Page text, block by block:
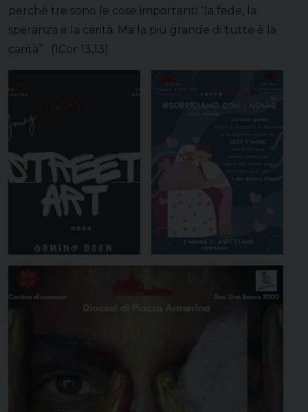
perché tre sono le cose importanti “la fede, la
speranza e la carità. Ma la più grande di tutte è la
carità” (1Cor 13,13)